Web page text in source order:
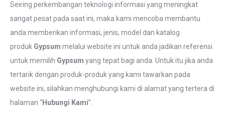
Seiring perkembangan teknologi informasi yang meningkat
sangat pesat pada saat ini, maka kami mencoba membantu
anda memberikan informasi, jenis, model dan katalog
produk Gypsum melalui website ini untuk anda jadikan referensi
untuk memilih Gypsum yang tepat bagi anda. Untuk itu jika anda
tertarik dengan produk-produk yang kami tawarkan pada
website ini, silahkan menghubungi kami di alamat yang tertera di
halaman “Hubungi Kami”.